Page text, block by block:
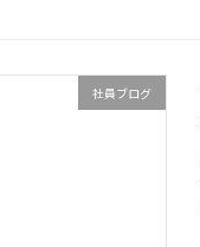
社員ブログ